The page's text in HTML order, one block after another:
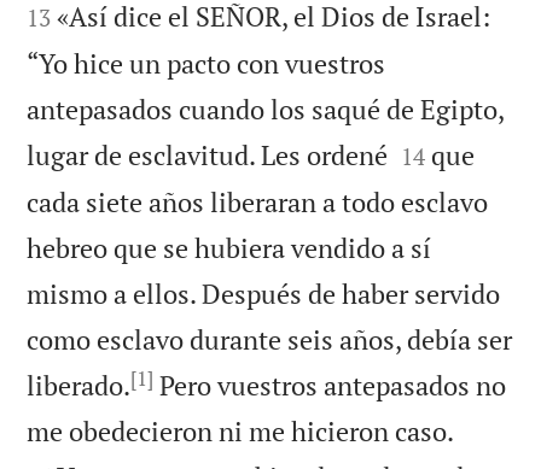
13 «Así dice el SEÑOR, el Dios de Israel:
“Yo hice un pacto con vuestros
antepasados cuando los saqué de Egipto,
lugar de esclavitud. Les ordené 

14 que
cada siete años liberaran a todo esclavo
hebreo que se hubiera vendido a sí
mismo a ellos. Después de haber servido
como esclavo durante seis años, debía ser
liberado.[1] Pero vuestros antepasados no
me obedecieron ni me hicieron caso.